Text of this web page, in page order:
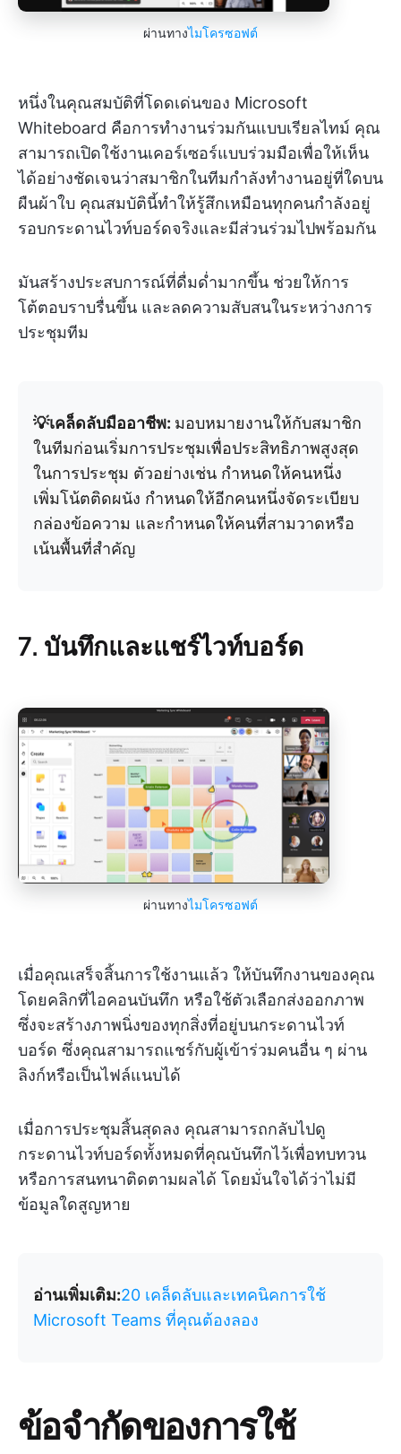
ผ่านทางไมโครซอฟต์
หนึ่งในคุณสมบัติที่โดดเด่นของ Microsoft
Whiteboard คือการทำงานร่วมกันแบบเรียลไทม์ คุณ
สามารถเปิดใช้งานเคอร์เซอร์แบบร่วมมือเพื่อให้เห็น
ได้อย่างชัดเจนว่าสมาชิกในทีมกำลังทำงานอยู่ที่ใดบน
ผืนผ้าใบ คุณสมบัตินี้ทำให้รู้สึกเหมือนทุกคนกำลังอยู่
รอบกระดานไวท์บอร์ดจริงและมีส่วนร่วมไปพร้อมกัน
มันสร้างประสบการณ์ที่ดื่มด่ำมากขึ้น ช่วยให้การ
โต้ตอบราบรื่นขึ้น และลดความสับสนในระหว่างการ
ประชุมทีม
💡เคล็ดลับมืออาชีพ: มอบหมายงานให้กับสมาชิก
ในทีมก่อนเริ่มการประชุมเพื่อประสิทธิภาพสูงสุด
ในการประชุม ตัวอย่างเช่น กำหนดให้คนหนึ่ง
เพิ่มโน้ตติดผนัง กำหนดให้อีกคนหนึ่งจัดระเบียบ
กล่องข้อความ และกำหนดให้คนที่สามวาดหรือ
เน้นพื้นที่สำคัญ
7. บันทึกและแชร์ไวท์บอร์ด
ผ่านทางไมโครซอฟต์
เมื่อคุณเสร็จสิ้นการใช้งานแล้ว ให้บันทึกงานของคุณ
โดยคลิกที่ไอคอนบันทึก หรือใช้ตัวเลือกส่งออกภาพ
ซึ่งจะสร้างภาพนิ่งของทุกสิ่งที่อยู่บนกระดานไวท์
บอร์ด ซึ่งคุณสามารถแชร์กับผู้เข้าร่วมคนอื่น ๆ ผ่าน
ลิงก์หรือเป็นไฟล์แนบได้
เมื่อการประชุมสิ้นสุดลง คุณสามารถกลับไปดู
กระดานไวท์บอร์ดทั้งหมดที่คุณบันทึกไว้เพื่อทบทวน
หรือการสนทนาติดตามผลได้ โดยมั่นใจได้ว่าไม่มี
ข้อมูลใดสูญหาย
อ่านเพิ่มเติม:20 เคล็ดลับและเทคนิคการใช้
Microsoft Teams ที่คุณต้องลอง
ข้อจำกัดของการใช้